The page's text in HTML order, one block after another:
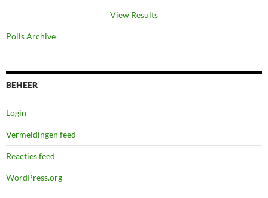
View Results
Polls Archive
BEHEER
Login
Vermeldingen feed
Reacties feed
WordPress.org